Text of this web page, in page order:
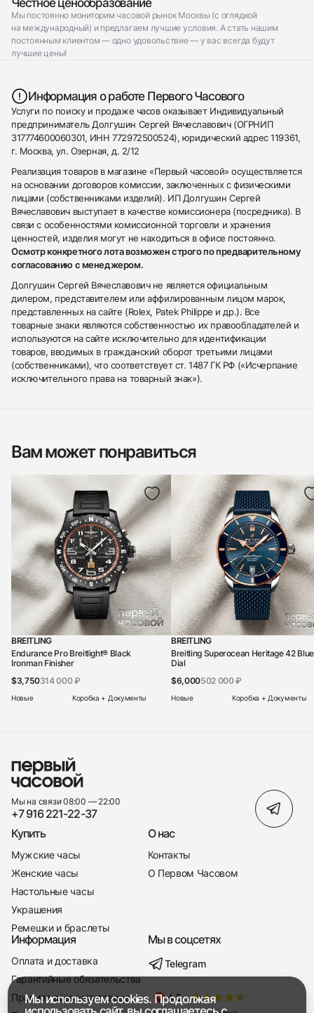
+7 916 221-22-37
Мы насвязи 08:00 — 19:00
Честное ценообразование
Мы постоянно мониторим часовой рынок Москвы (с оглядкой
на международный) и предлагаем лучшие условия. А стать нашим
постоянным клиентом — одно удовольствие — у вас всегда будут
лучшие цены!
Информация о работе Первого Часового
Услуги по поиску и продаже часов оказывает Индивидуальный
предприниматель Долгушин Сергей Вячеславович (ОГРНИП
317774600060301, ИНН 772972500524), юридический адрес 119361,
г. Москва, ул. Озерная, д. 2/12
Реализация товаров в магазине «Первый часовой» осуществляется
на основании договоров комиссии, заключенных с физическими
лицами (собственниками изделий). ИП Долгушин Сергей
Вячеславович выступает в качестве комиссионера (посредника). В
связи с особенностями комиссионной торговли и хранения
ценностей, изделия могут не находиться в офисе постоянно.
Осмотр конкретного лота возможен строго по предварительному
согласованию с менеджером.
Долгушин Сергей Вячеславович не является официальным
дилером, представителем или аффилированным лицом марок,
представленных на сайте (Rolex, Patek Philippe и др.). Все
товарные знаки являются собственностью их правообладателей и
используются на сайте исключительно для идентификации
товаров, вводимых в гражданский оборот третьими лицами
(собственниками), что соответствует ст. 1487 ГК РФ («Исчерпание
исключительного права на товарный знак»).
Вам может понравиться
BREITLING
Endurance Pro Breitlight® Black
Ironman Finisher
$3,750314 000 ₽
Новые Коробка + Документы
BREITLING
Breitling Superocean Heritage 42 Blue
Dial
$6,000502 000 ₽
Новые Коробка + Документы
Мы на связи 08:00 — 22:00
+7 916 221-22-37
Купить
Мужские часы
Женские часы
Настольные часы
Украшения
Ремешки и браслеты
О нас
Контакты
О Первом Часовом
Информация
Оплата и доставка
Гарантийные обязательства
Правила возврата товара
Мы в соцсетях
Telegram
Мы используем cookies. Продолжая